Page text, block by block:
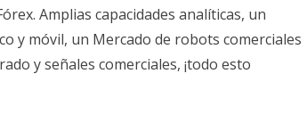
Amplias capacidades analíticas, un
y móvil, un Mercado de robots comerciales
y señales comerciales, ¡todo esto